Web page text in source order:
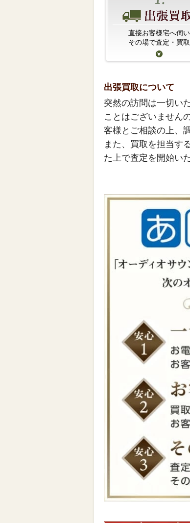
直接お客様宅へ伺い
その場で査定・買取
出張買取について
突然の訪問は一切い
ことはございません
客様とご相談の上、
また、買取を担当す
た上で査定を開始い